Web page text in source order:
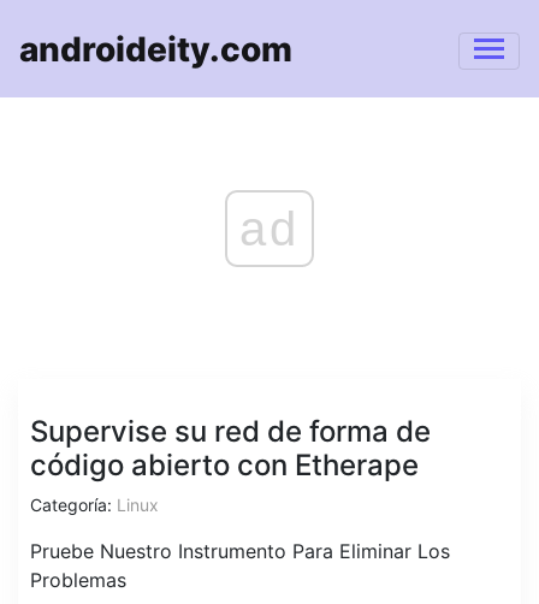
androideity.com
ad
Supervise su red de forma de
código abierto con Etherape
Categoría: Linux
Pruebe Nuestro Instrumento Para Eliminar Los
Problemas